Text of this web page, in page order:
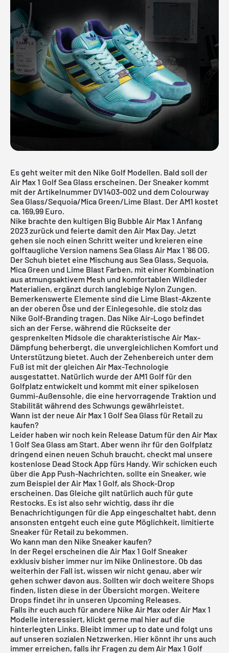
Es geht weiter mit den Nike Golf Modellen. Bald soll der
Air Max 1 Golf Sea Glass erscheinen. Der Sneaker kommt
mit der Artikelnummer DV1403-002 und dem Colourway
Sea Glass/Sequoia/Mica Green/Lime Blast. Der AM1 kostet
ca. 169,99 Euro.
Nike brachte den kultigen Big Bubble Air Max 1 Anfang
2023 zurück und feierte damit den Air Max Day. Jetzt
gehen sie noch einen Schritt weiter und kreieren eine
golftaugliche Version namens Sea Glass Air Max 1 '86 OG.
Der Schuh bietet eine Mischung aus Sea Glass, Sequoia,
Mica Green und Lime Blast Farben, mit einer Kombination
aus atmungsaktivem Mesh und komfortablen Wildleder
Materialien, ergänzt durch langlebige Nylon Zungen.
Bemerkenswerte Elemente sind die Lime Blast-Akzente
an der oberen Öse und der Einlegesohle, die stolz das
Nike Golf-Branding tragen. Das Nike Air-Logo befindet
sich an der Ferse, während die Rückseite der
gesprenkelten Midsole die charakteristische Air Max-
Dämpfung beherbergt, die unvergleichlichen Komfort und
Unterstützung bietet. Auch der Zehenbereich unter dem
Fuß ist mit der gleichen Air Max-Technologie
ausgestattet. Natürlich wurde der AM1 Golf für den
Golfplatz entwickelt und kommt mit einer spikelosen
Gummi-Außensohle, die eine hervorragende Traktion und
Stabilität während des Schwungs gewährleistet.
Wann ist der neue Air Max 1 Golf Sea Glass für Retail zu
kaufen?
Leider haben wir noch kein Release Datum für den Air Max
1 Golf Sea Glass am Start. Aber wenn ihr für den Golfplatz
dringend einen neuen Schuh braucht, checkt mal unsere
kostenlose Dead Stock App fürs Handy. Wir schicken euch
über die App Push-Nachrichten, sollte ein Sneaker, wie
zum Beispiel der Air Max 1 Golf, als Shock-Drop
erscheinen. Das Gleiche gilt natürlich auch für gute
Restocks. Es ist also sehr wichtig, dass ihr die
Benachrichtigungen für die App eingeschaltet habt, denn
ansonsten entgeht euch eine gute Möglichkeit, limitierte
Sneaker für Retail zu bekommen.
Wo kann man den Nike Sneaker kaufen?
In der Regel erscheinen die Air Max 1 Golf Sneaker
exklusiv bisher immer nur im Nike Onlinestore. Ob das
weiterhin der Fall ist, wissen wir nicht genau, aber wir
gehen schwer davon aus. Sollten wir doch weitere Shops
finden, listen diese in der Übersicht morgen. Weitere
Drops findet ihr in unseren Upcoming Releases.
Falls ihr euch auch für andere Nike Air Max oder Air Max 1
Modelle interessiert, klickt gerne mal hier auf die
hinterlegten Links. Bleibt immer up to date und folgt uns
auf unseren sozialen Netzwerken. Hier könnt ihr uns auch
immer erreichen, falls ihr Fragen zu dem Air Max 1 Golf